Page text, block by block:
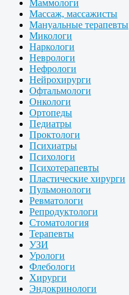
Маммологи
Массаж, массажисты
Мануальные терапевты
Микологи
Наркологи
Неврологи
Нефрологи
Нейрохирурги
Офтальмологи
Онкологи
Ортопеды
Педиатры
Проктологи
Психиатры
Психологи
Психотерапевты
Пластические хирурги
Пульмонологи
Ревматологи
Репродуктологи
Стоматология
Терапевты
УЗИ
Урологи
Флебологи
Хирурги
Эндокринологи